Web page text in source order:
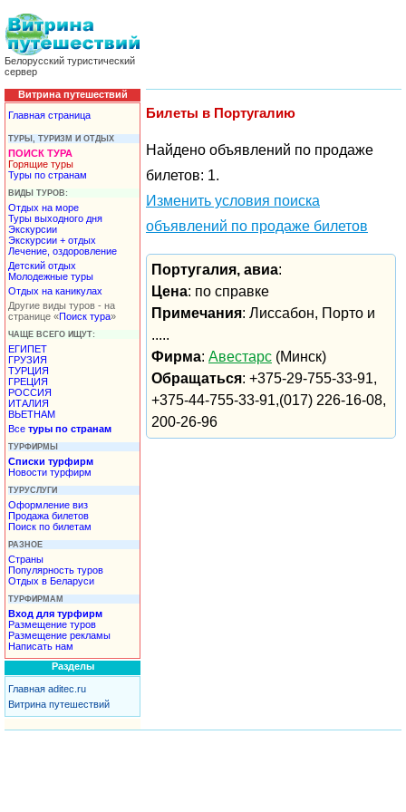
Белорусский туристический
сервер
Витрина путешествий
Главная страница
ТУРЫ, ТУРИЗМ И ОТДЫХ
ПОИСК ТУРА
Горящие туры
Туры по странам
ВИДЫ ТУРОВ:
Отдых на море
Туры выходного дня
Экскурсии
Экскурсии + отдых
Лечение, оздоровление
Детский отдых
Молодежные туры
Отдых на каникулах
Другие виды туров - на
странице «Поиск тура»
ЧАЩЕ ВСЕГО ИЩУТ:
ЕГИПЕТ
ГРУЗИЯ
ТУРЦИЯ
ГРЕЦИЯ
РОССИЯ
ИТАЛИЯ
ВЬЕТНАМ
Все туры по странам
ТУРФИРМЫ
Списки турфирм
Новости турфирм
ТУРУСЛУГИ
Оформление виз
Продажа билетов
Поиск по билетам
РАЗНОЕ
Страны
Популярность туров
Отдых в Беларуси
ТУРФИРМАМ
Вход для турфирм
Размещение туров
Размещение рекламы
Написать нам
Разделы
Главная aditec.ru
Витрина путешествий
Билеты в Португалию
Найдено объявлений по продаже
билетов: 1.
Изменить условия поиска
объявлений по продаже билетов
Португалия, авиа:
Цена: по справке
Примечания: Лиссабон, Порто и
.....
Фирма: Авестарс (Минск)
Обращаться: +375-29-755-33-91,
+375-44-755-33-91,(017) 226-16-08,
200-26-96